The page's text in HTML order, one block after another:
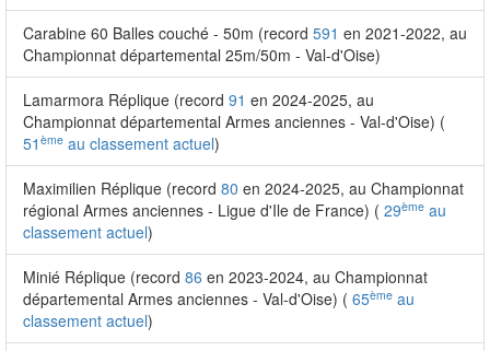
Carabine 60 Balles couché - 50m (record 591 en 2021-2022, au
Championnat départemental 25m/50m - Val-d'Oise)
Lamarmora Réplique (record 91 en 2024-2025, au
Championnat départemental Armes anciennes - Val-d'Oise) (
51 ème au classement actuel)
Maximilien Réplique (record 80 en 2024-2025, au Championnat
régional Armes anciennes - Ligue d'Ile de France) ( 29ème au
classement actuel)
Minié Réplique (record 86 en 2023-2024, au Championnat
départemental Armes anciennes - Val-d'Oise) ( 65ème au
classement actuel)